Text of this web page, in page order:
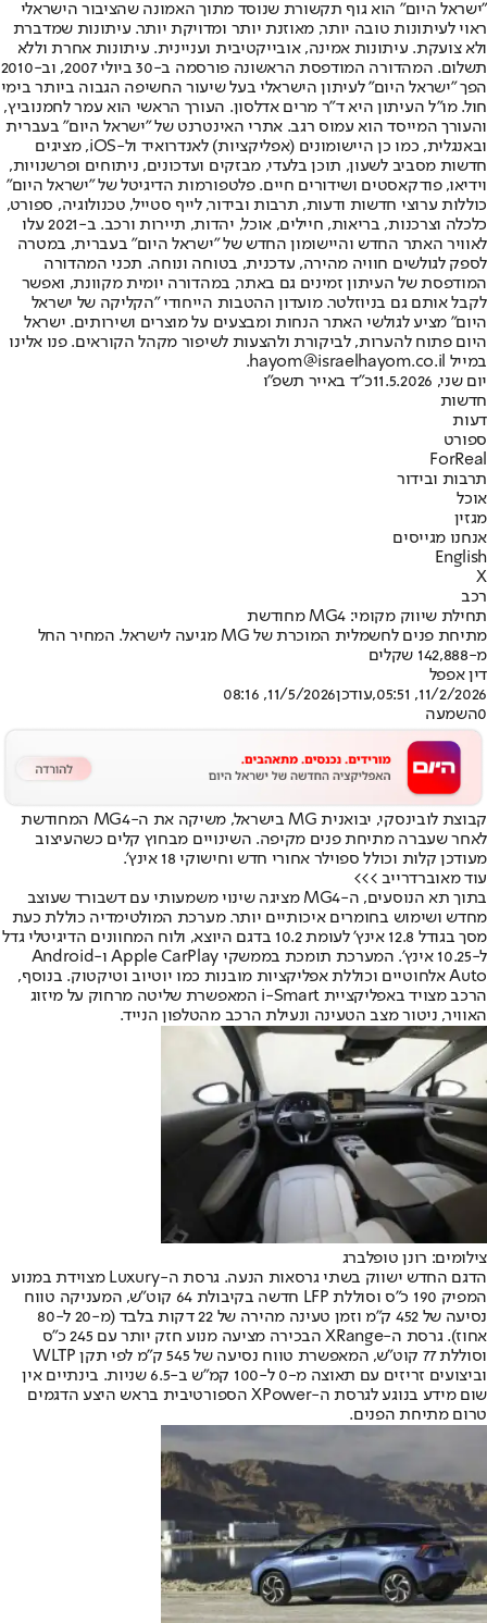
"ישראל היום" הוא גוף תקשורת שנוסד מתוך האמונה שהציבור הישראלי
ראוי לעיתונות טובה יותר, מאוזנת יותר ומדויקת יותר. עיתונות שמדברת
ולא צועקת. עיתונות אמינה, אובייקטיבית ועניינית. עיתונות אחרת וללא
תשלום. המהדורה המודפסת הראשונה פורסמה ב-30 ביולי 2007, וב-2010
הפך "ישראל היום" לעיתון הישראלי בעל שיעור החשיפה הגבוה ביותר בימי
חול. מו"ל העיתון היא ד"ר מרים אדלסון. העורך הראשי הוא עמר לחמנוביץ,
והעורך המייסד הוא עמוס רגב. אתרי האינטרנט של "ישראל היום" בעברית
ובאנגלית, כמו כן היישומונים (אפליקציות) לאנדרואיד ול-iOS, מציגים
חדשות מסביב לשעון, תוכן בלעדי, מבזקים ועדכונים, ניתוחים ופרשנויות,
וידיאו, פודקאסטים ושידורים חיים. פלטפורמות הדיגיטל של "ישראל היום"
כוללות ערוצי חדשות ודעות, תרבות ובידור, לייף סטייל, טכנולוגיה, ספורט,
כלכלה וצרכנות, בריאות, חיילים, אוכל, יהדות, תיירות ורכב. ב-2021 עלו
לאוויר האתר החדש והיישומון החדש של "ישראל היום" בעברית, במטרה
לספק לגולשים חוויה מהירה, עדכנית, בטוחה ונוחה. תכני המהדורה
המודפסת של העיתון זמינים גם באתר, במהדורה יומית מקוונת, ואפשר
לקבל אותם גם בניוזלטר. מועדון ההטבות הייחודי "הקליקה של ישראל
היום" מציע לגולשי האתר הנחות ומבצעים על מוצרים ושירותים. ישראל
היום פתוח להערות, לביקורת ולהצעות לשיפור מקהל הקוראים. פנו אלינו
במייל hayom@israelhayom.co.il.
יום שני, 11.5.2026
כ"ד באייר תשפ"ו
חדשות
דעות
ספורט
ForReal
תרבות ובידור
אוכל
מגזין
אנחנו מגייסים
English
X
רכב
תחילת שיווק מקומי: MG4 מחודשת
מתיחת פנים לחשמלית המוכרת של MG מגיעה לישראל. המחיר החל
מ-142,888 שקלים
דין אפפל
11/2/2026, 05:51
,עודכן11/5/2026, 08:16
0השמעה
קבוצת לובינסקי, יבואנית MG בישראל, משיקה את ה-MG4 המחודשת
לאחר שעברה מתיחת פנים מקיפה. השינויים מבחוץ קלים כשהעיצוב
מעודכן קלות וכולל ספוילר אחורי חדש וחישוקי 18 אינץ’.
עוד מאוברדרייב >>>
בתוך תא הנוסעים, ה-MG4 מציגה שינוי משמעותי עם דשבורד שעוצב
מחדש ושימוש בחומרים איכותיים יותר. מערכת המולטימדיה כוללת כעת
מסך בגודל 12.8 אינץ’ לעומת 10.2 בדגם היוצא, ולוח המחוונים הדיגיטלי גדל
ל-10.25 אינץ’. המערכת תומכת בממשקי Apple CarPlay ו-Android
Auto אלחוטיים וכוללת אפליקציות מובנות כמו יוטיוב וטיקטוק. בנוסף,
הרכב מצויד באפליקציית i-Smart המאפשרת שליטה מרחוק על מיזוג
האוויר, ניטור מצב הטעינה ונעילת הרכב מהטלפון הנייד.
צילומים: רונן טופלברג
הדגם החדש ישווק בשתי גרסאות הנעה. גרסת ה-Luxury מצוידת במנוע
המפיק 190 כ”ס וסוללת LFP חדשה בקיבולת 64 קוט”ש, המעניקה טווח
נסיעה של 452 ק”מ וזמן טעינה מהירה של 22 דקות בלבד (מ-20 ל-80
אחוז). גרסת ה-XRange הבכירה מציעה מנוע חזק יותר עם 245 כ”ס
וסוללת 77 קוט”ש, המאפשרת טווח נסיעה של 545 ק”מ לפי תקן WLTP
וביצועים זריזים עם תאוצה מ-0 ל-100 קמ”ש ב-6.5 שניות. בינתיים אין
שום מידע בנוגע לגרסת ה-XPower הספורטיבית בראש היצע הדגמים
טרום מתיחת הפנים.